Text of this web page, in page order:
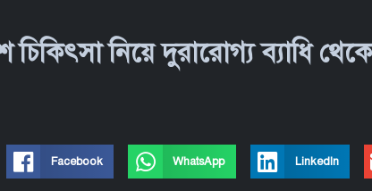
চিকিৎসা নিয়ে দুরারোগ্য ব্যাধি
Facebook WhatsApp LinkedIn